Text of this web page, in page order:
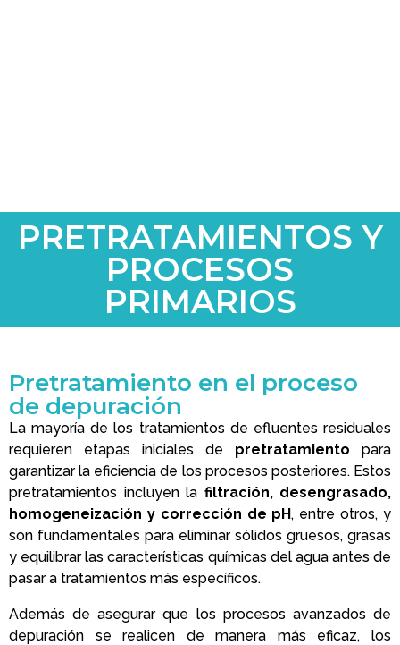
PRETRATAMIENTOS Y
PROCESOS
PRIMARIOS
Pretratamiento en el proceso
de depuración
La mayoría de los tratamientos de efluentes residuales
requieren etapas iniciales de pretratamiento para
garantizar la eficiencia de los procesos posteriores. Estos
pretratamientos incluyen la filtración, desengrasado,
homogeneización y corrección de pH, entre otros, y
son fundamentales para eliminar sólidos gruesos, grasas
y equilibrar las características químicas del agua antes de
pasar a tratamientos más específicos.
Además de asegurar que los procesos avanzados de
depuración se realicen de manera más eficaz, los